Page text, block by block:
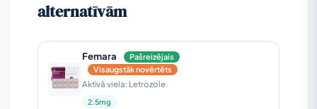
alternatīvām
Femara
Pašreizējais
Visaugstāk novērtēts
Aktīvā viela: Letrozole
2.5mg